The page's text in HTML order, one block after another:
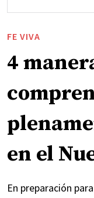
FE VIVA
4
en el
En preparación